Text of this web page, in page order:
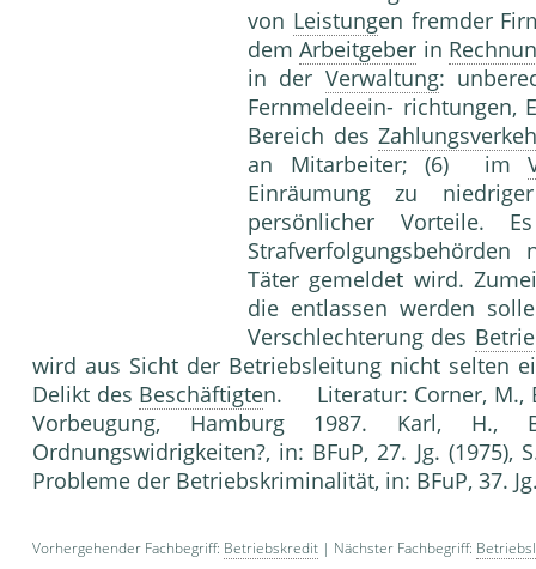
von Leistungen fremder
demArbeitgeber in
in der Verwaltung:
Fernmeldeein- richtungen,
Bereich des
an Mitarbeiter; (6) im
Einräumung zu
persönlicher Vorteile.
Täter gemeldet wird.
die entlassen werden
Verschlechterung des
wird aus Sicht der Betriebsleitung nicht selten
Delikt des Beschäftigten. Literatur: Corner, M.,
Vorbeugung, Hamburg 1987. Karl, H.,
Ordnungswidrigkeiten?, in: BFuP, 27. Jg.
Probleme der Betriebskriminalität, in: BFuP, 37.
Vorhergehender Fachbegriff: Betriebskredit | Nächster Fachbegriff: